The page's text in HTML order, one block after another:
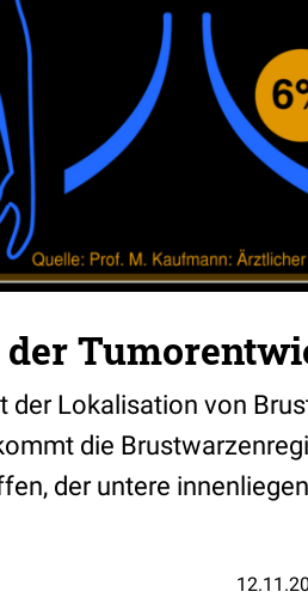
der Lokalisation von
die
der untere